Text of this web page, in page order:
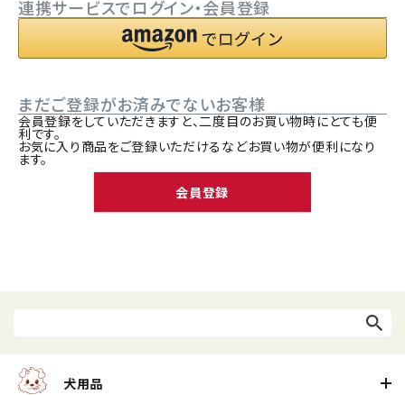
連携サービスでログイン・会員登録
まだご登録がお済みでないお客様
会員登録をしていただきますと、二度目のお買い物時にとても便
利です。
お気に入り商品をご登録いただけるなどお買い物が便利になり
ます。
会員登録
犬用品